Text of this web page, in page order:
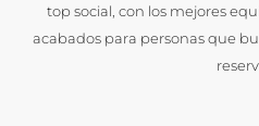
top social, con los mejores
acabados para personas que